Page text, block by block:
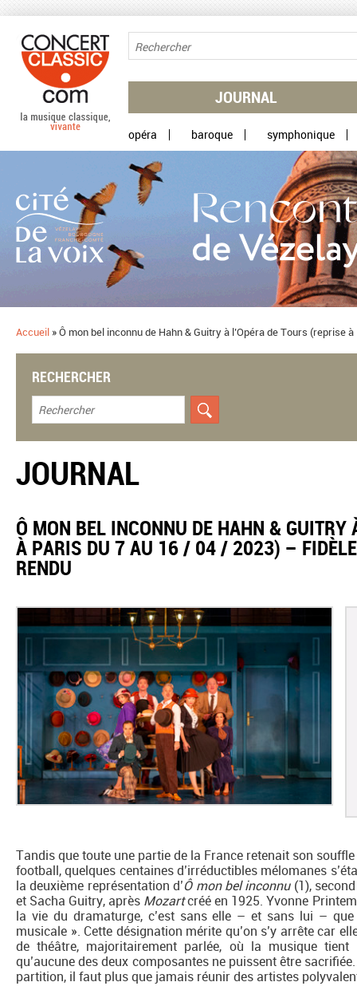
JOURNAL
opéra baroque symphonique
Accueil »​Ô mon bel inconnu de Hahn & Guitry à l’Opéra de Tours
RECHERCHER
JOURNAL
​Ô MON BEL INCONNU DE HAHN & GUITRY
À PARIS DU 7 AU 16 / 04 / 2023) –
RENDU
Tandis que toute une partie de la France retenait son
football, quelques centaines d’irréductibles mélomanes
la deuxième représentation d’Ô mon bel inconnu (1),
et Sacha Guitry, après Mozartcréé en 1925. Yvonne
la vie du dramaturge, c’est sans elle – et sans lui –
musicale ». Cette désignation mérite qu’on s’y arrête car
de théâtre, majoritairement parlée, où la musique
qu’aucune des deux composantes ne puissent être
partition, il faut plus que jamais réunir des artistes